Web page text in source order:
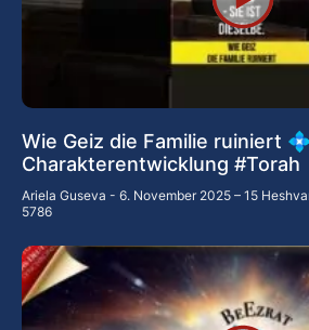
Wie Geiz die Familie ruiniert
Charakterentwicklung #Torah
Ariela Guseva
6. November 2025 – 15
5786